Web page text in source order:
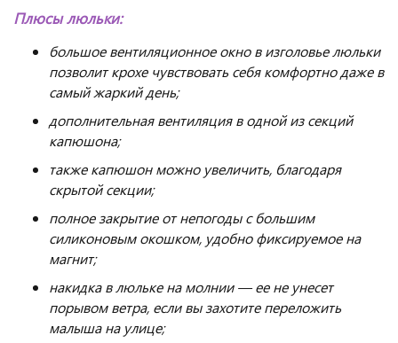
Плюсы люльки:
большое вентиляционное окно в изголовье люльки
позволит крохе чувствовать себя комфортно даже в
самый жаркий день;
дополнительная вентиляция в одной из секций
капюшона;
также капюшон можно увеличить, благодаря
скрытой секции;
полное закрытие от непогоды с большим
силиконовым окошком, удобно фиксируемое на
магнит;
накидка в люльке на молнии — ее не унесет
порывом ветра, если вы захотите переложить
малыша на улице;